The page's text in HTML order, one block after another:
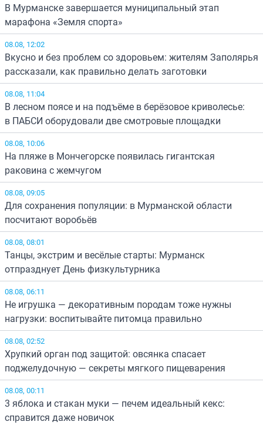
В Мурманске завершается муниципальный этап
марафона «Земля спорта»
08.08, 12:02
Вкусно и без проблем со здоровьем: жителям Заполярья
рассказали, как правильно делать заготовки
08.08, 11:04
В лесном поясе и на подъёме в берёзовое криволесье:
в ПАБСИ оборудовали две смотровые площадки
08.08, 10:06
На пляже в Мончегорске появилась гигантская
раковина с жемчугом
08.08, 09:05
Для сохранения популяции: в Мурманской области
посчитают воробьёв
08.08, 08:01
Танцы, экстрим и весёлые старты: Мурманск
отпразднует День физкультурника
08.08, 06:11
Не игрушка — декоративным породам тоже нужны
нагрузки: воспитывайте питомца правильно
08.08, 02:52
Хрупкий орган под защитой: овсянка спасает
поджелудочную — секреты мягкого пищеварения
08.08, 00:11
3 яблока и стакан муки — печем идеальный кекс:
справится даже новичок